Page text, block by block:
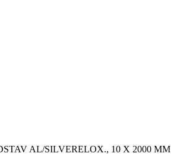
AL/SILVERELOX., 10 X 2000 MM